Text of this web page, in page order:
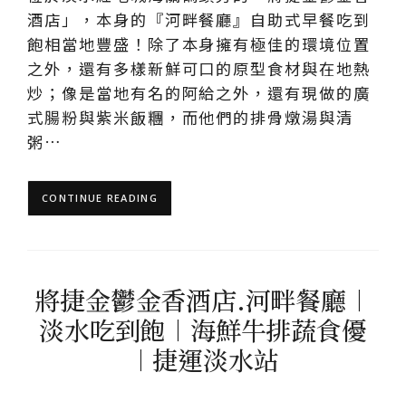
酒店」，本身的『河畔餐廳』自助式早餐吃到
飽相當地豐盛！除了本身擁有極佳的環境位置
之外，還有多樣新鮮可口的原型食材與在地熱
炒；像是當地有名的阿給之外，還有現做的廣
式腸粉與紫米飯糰，而他們的排骨燉湯與清
粥…
CONTINUE READING
將捷金鬱金香酒店.河畔餐廳︱
淡水吃到飽︱海鮮牛排蔬食優
︱捷運淡水站